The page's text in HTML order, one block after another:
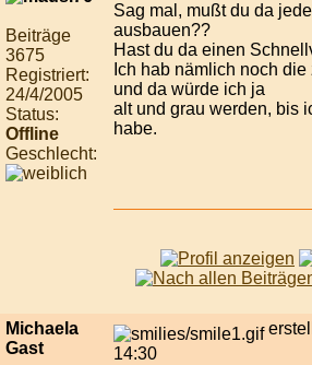
Beiträge
3675
Registriert:
24/4/2005
Status:
Offline
Geschlecht:
Sag mal, mußt du da
ausbauen??
Hast du da einen
Ich hab nämlich noch
und da würde ich ja
alt und grau werden, bis
habe.
Michaela
Gast
14:30